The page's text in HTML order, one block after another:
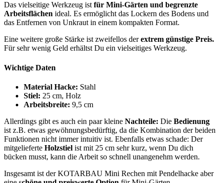
Das vielseitige Werkzeug ist für Mini-Gärten und begrenzte
Arbeitsflächen ideal. Es ermöglicht das Lockern des Bodens und
das Entfernen von Unkraut in einem kompakten Format.
Eine weitere große Stärke ist zweifellos derextrem günstige Preis.
Für sehr wenig Geld erhältst Du ein vielseitiges Werkzeug.
Wichtige Daten
Material Hacke: Stahl
Stiel: 25 cm, Holz
Arbeitsbreite: 9,5 cm
Allerdings gibt es auch ein paar kleine Nachteile: Die Bedienung
ist z.B. etwas gewöhnungsbedürftig, da die Kombination der beiden
Funktionen nicht immer intuitiv ist. Ebenfalls etwas schade: Der
mitgelieferte Holzstiel ist mit 25 cm sehr kurz, wenn Du dich
bücken musst, kann die Arbeit so schnell unangenehm werden.
Insgesamt ist der KOTARBAU Mini Rechen mit Pendelhacke aber